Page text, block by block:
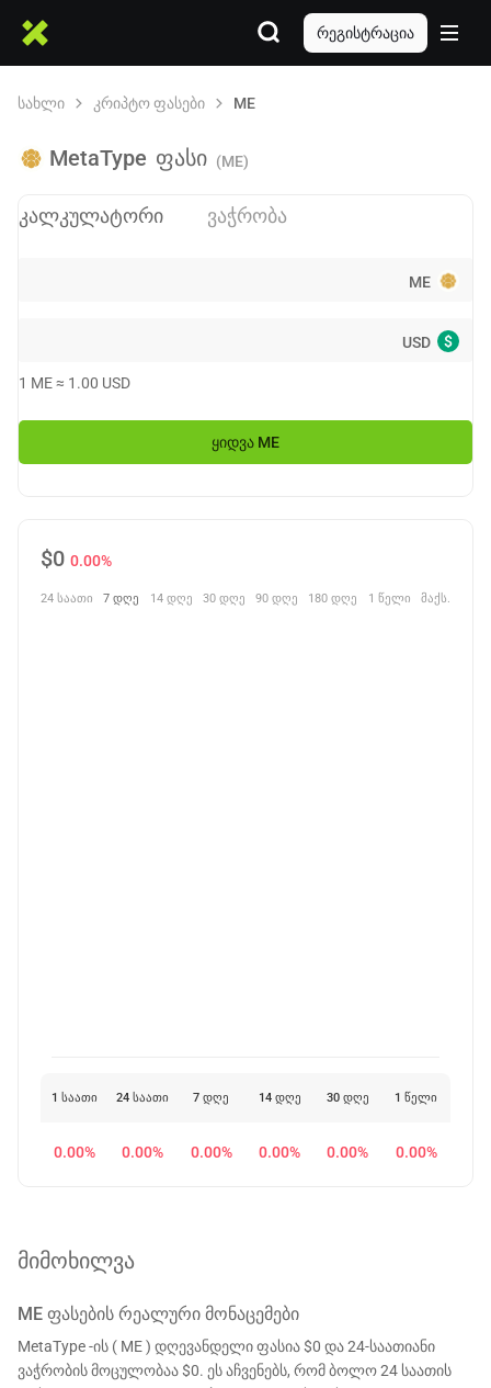
რეგისტრაცია
სახლი კრიპტო ფასები ME
MetaType ფასი (ME)
კალკულატორი ვაჭრობა
ME
USD $
1 ME≈ 1.00 USD
ᲧᲘᲓᲕᲐ ME
$0 0.00%
24 საათი 7 დღე 14 დღე 30 დღე 90 დღე 180 დღე 1 წელი მაქს.
1 საათი 24 საათი 7 დღე 14 დღე 30 დღე 1 წელი
0.00% 0.00% 0.00% 0.00% 0.00% 0.00%
მიმოხილვა
ME ᲤᲐᲡᲔᲑᲘᲡ ᲠᲔᲐᲚᲣᲠᲘ ᲛᲝᲜᲐᲪᲔᲛᲔᲑᲘ
MetaType -ის ( ME ) დღევანდელი ფასია $0 და 24-საათიანი
ვაჭრობის მოცულობაა $0. ეს აჩვენებს, რომ ბოლო 24 საათის